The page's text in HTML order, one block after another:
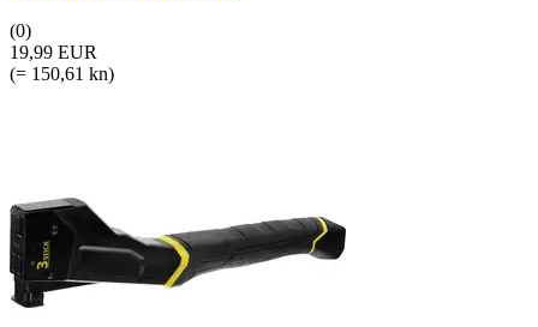
(0)
19,99 EUR
(= 150,61 kn)